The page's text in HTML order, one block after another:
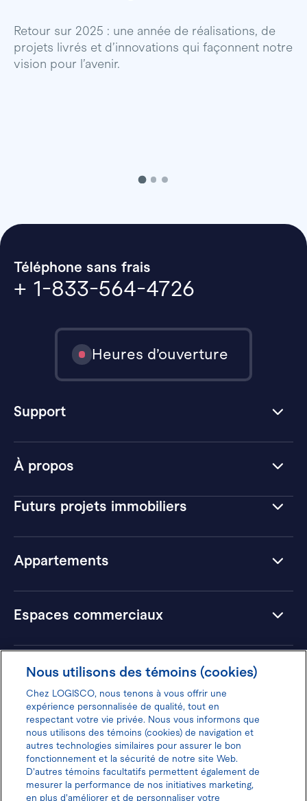
Retour sur 2025 : une année de réalisations, de
projets livrés et d’innovations qui façonnent notre
vision pour l’avenir.
À propos
Futurs projets immobiliers
Appartements
Espaces commerciaux
Hôtels
Téléphone sans frais
+ 1-833-564-4726
Heures d’ouverture
Support
Donnez votre avis pour gagner 100$
Nous utilisons des témoins (cookies)
Chez LOGISCO, nous tenons à vous offrir une
expérience personnalisée de qualité, tout en
respectant votre vie privée. Nous vous informons que
nous utilisons des témoins (cookies) de navigation et
autres technologies similaires pour assurer le bon
fonctionnement et la sécurité de notre site Web.
D'autres témoins facultatifs permettent également de
mesurer la performance de nos initiatives marketing,
en plus d'améliorer et de personnaliser votre